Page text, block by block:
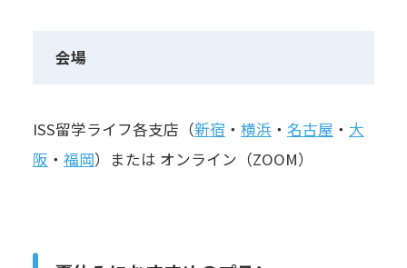
会場
ISS留学ライフ各支店（新宿 ・ 横浜 ・ 名古屋 ・ 大
阪 ・ 福岡）または オンライン（ZOOM）